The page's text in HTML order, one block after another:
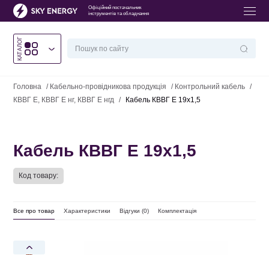
Офіційний постачальник
інструментів та обладнання
КАТАЛОГ
Головна / Кабельно-провідникова продукція / Контрольний кабель /
КВВГ Е, КВВГ Е нг, КВВГ Е нгд / Кабель КВВГ Е 19х1,5
Кабель КВВГ Е 19х1,5
Код товару:
Все про товар Характеристики Відгуки (0) Комплектація